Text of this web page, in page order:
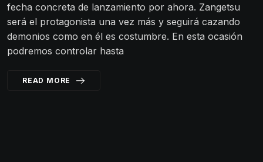
fecha concreta de lanzamiento por ahora. Zangetsu
será el protagonista una vez más y seguirá cazando
demonios como en él es costumbre. En esta ocasión
podremos controlar hasta
READ MORE